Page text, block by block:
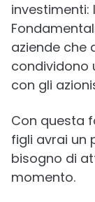
investimenti:
aziende che
condividono
con gli
Con questa
figli avrai un
bisogno di
momento.